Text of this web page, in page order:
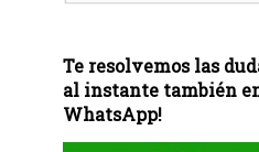
Te resolvemos las
al instante también
WhatsApp!